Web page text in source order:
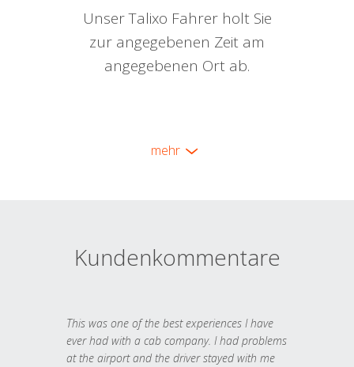
Unser Talixo Fahrer holt Sie
zur angegebenen Zeit am
angegebenen Ort ab.
mehr
Kundenkommentare
This was one of the best experiences I have
ever had with a cab company. I had problems
at the airport and the driver stayed with me